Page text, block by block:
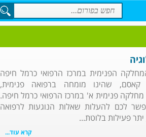
הפנימית במרכז הרפואי כרמל חיפה
שהינו מומחה ברפואה פנימית,
מחלקה פנימית א' במרכז הרפואי כרמל חיפה.
לכם להעלות שאלות הנוגעות לרפואה
פעילות בלוטת...
קרא עוד...